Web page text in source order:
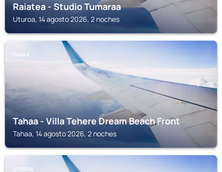
Raiatea - Studio Tumaraa
Uturoa, 14 agosto 2026, 2 noches
TAHAA
Tahaa - Villa Tehere Dream Beach Front
Tahaa, 14 agosto 2026, 2 noches
UTUROA